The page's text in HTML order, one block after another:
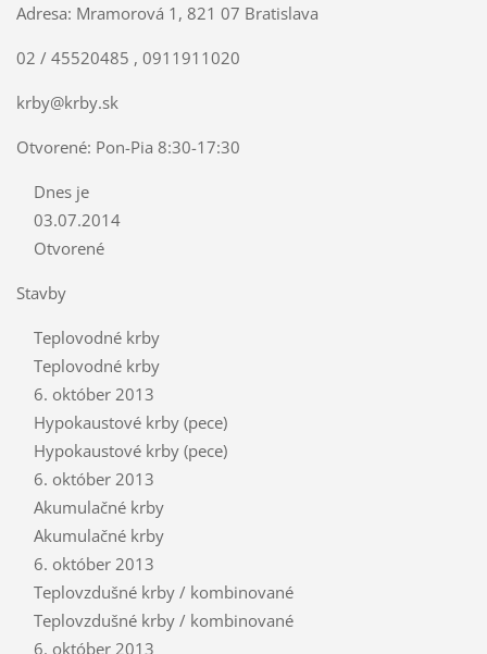
Adresa: Mramorová 1, 821 07 Bratislava
02 / 45520485 , 0911911020
krby@krby.sk
Otvorené: Pon-Pia 8:30-17:30
Dnes je
03.07.2014
Otvorené
Stavby
Teplovodné krby
Teplovodné krby
6. október 2013
Hypokaustové krby (pece)
Hypokaustové krby (pece)
6. október 2013
Akumulačné krby
Akumulačné krby
6. október 2013
Teplovzdušné krby / kombinované
Teplovzdušné krby / kombinované
6. október 2013